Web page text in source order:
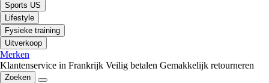
Sports US
Lifestyle
Fysieke training
Uitverkoop
Merken
Klantenservice in Frankrijk Veilig betalen Gemakkelijk retourneren
Zoeken